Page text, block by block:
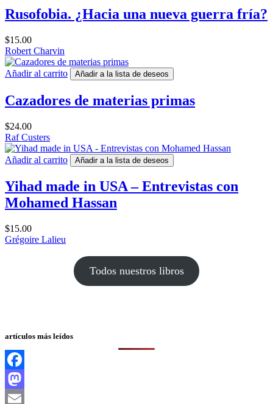
Rusofobia. ¿Hacia una nueva guerra fría?
$15.00
Robert Charvin
Añadir al carrito Añadir a la lista de deseos
Cazadores de materias primas
$24.00
Raf Custers
Añadir al carrito Añadir a la lista de deseos
Yihad made in USA – Entrevistas con
Mohamed Hassan
$15.00
Grégoire Lalieu
Todos nuestros libros
artículos más leídos
Facebook
Mastodon